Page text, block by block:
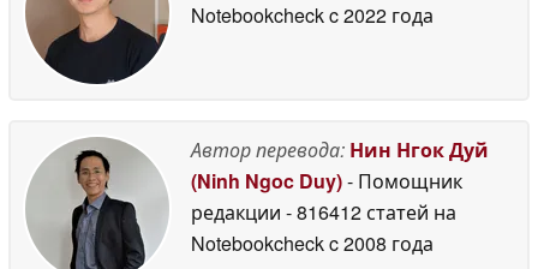
Notebookcheckc 2022 года
Автор перевода: Нин Нгок Дуй
(Ninh Ngoc Duy)- Помощник
редакции - 816412 статей на
Notebookcheckc 2008 года